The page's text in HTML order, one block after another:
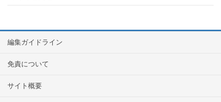
編集ガイドライン
免責について
サイト概要